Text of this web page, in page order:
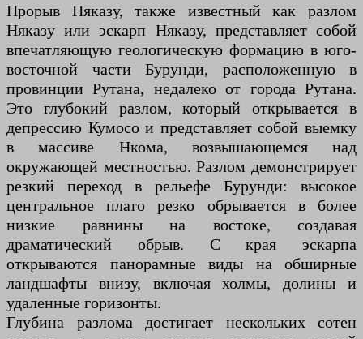
Прорыв Няказу, также известный как разлом
Няказу или эскарп Няказу, представляет собой
впечатляющую геологическую формацию в юго-
восточной части Бурунди, расположенную в
провинции Рутана, недалеко от города Рутана.
Это глубокий разлом, который открывается в
депрессию Кумосо и представляет собой выемку
в массиве Нкома, возвышающемся над
окружающей местностью. Разлом демонстрирует
резкий переход в рельефе Бурунди: высокое
центральное плато резко обрывается в более
низкие равнины на востоке, создавая
драматический обрыв. С края эскарпа
открываются панорамные виды на обширные
ландшафты внизу, включая холмы, долины и
удаленные горизонты.
Глубина разлома достигает нескольких сотен